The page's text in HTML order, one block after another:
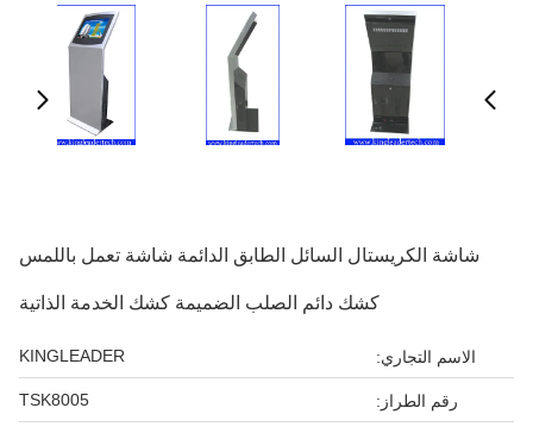
شاشة الكريستال السائل الطابق الدائمة شاشة تعمل باللمس
كشك دائم الصلب الضميمة كشك الخدمة الذاتية
الاسم التجاري: KINGLEADER
رقم الطراز: TSK8005